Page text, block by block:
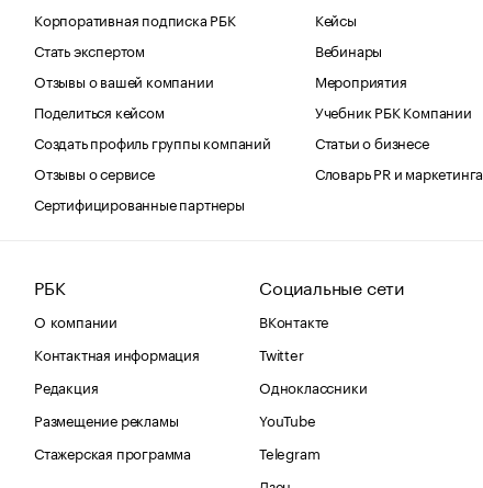
Корпоративная подписка РБК
Стать экспертом
Отзывы о вашей компании
Поделиться кейсом
Создать профиль группы компаний
Отзывы о сервисе
Сертифицированные партнеры
Кейсы
Вебинары
Мероприятия
Учебник РБК Компании
Статьи о бизнесе
Словарь PR и маркетинга
РБК
О компании
Контактная информация
Редакция
Размещение рекламы
Стажерская программа
Социальные сети
ВКонтакте
Twitter
Одноклассники
YouTube
Telegram